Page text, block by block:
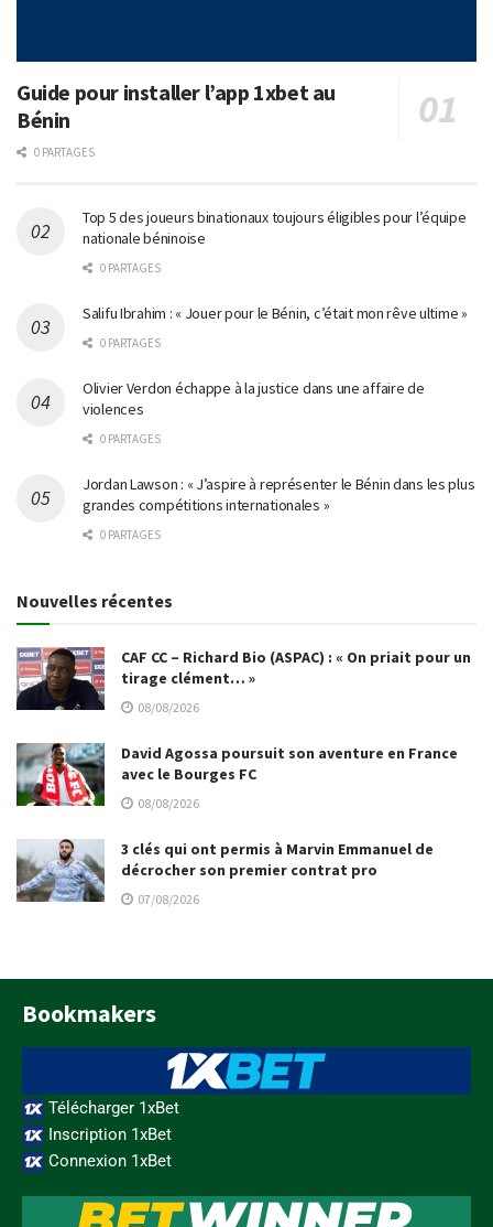
Guide pour installer l’app 1xbet au
Bénin
0 PARTAGES
Top 5 des joueurs binationaux toujours éligibles pour l’équipe
nationale béninoise
0 PARTAGES
Salifu Ibrahim : « Jouer pour le Bénin, c’était mon rêve ultime »
0 PARTAGES
Olivier Verdon échappe à la justice dans une affaire de
violences
0 PARTAGES
Jordan Lawson : « J’aspire à représenter le Bénin dans les plus
grandes compétitions internationales »
0 PARTAGES
Nouvelles récentes
CAF CC – Richard Bio (ASPAC) : « On priait pour un
tirage clément… »
08/08/2026
David Agossa poursuit son aventure en France
avec le Bourges FC
08/08/2026
3 clés qui ont permis à Marvin Emmanuel de
décrocher son premier contrat pro
07/08/2026
Bookmakers
Télécharger 1xBet
Inscription 1xBet
Connexion 1xBet